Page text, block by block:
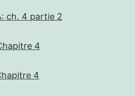
ch. 4 partie 2
4
4